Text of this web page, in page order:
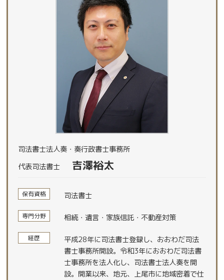
司法書士法人奏・奏行政書士事務所
代表司法書士
吉澤裕太
保有資格 司法書士
専門分野 相続・遺言・家族信託・不動産対策
経歴
平成28年に司法書士登録し、おおわだ司法
書士事務所開設。令和3年におおわだ司法書
士事務所を法人化し、司法書士法人奏を開
設。開業以来、地元、上尾市に地域密着で仕